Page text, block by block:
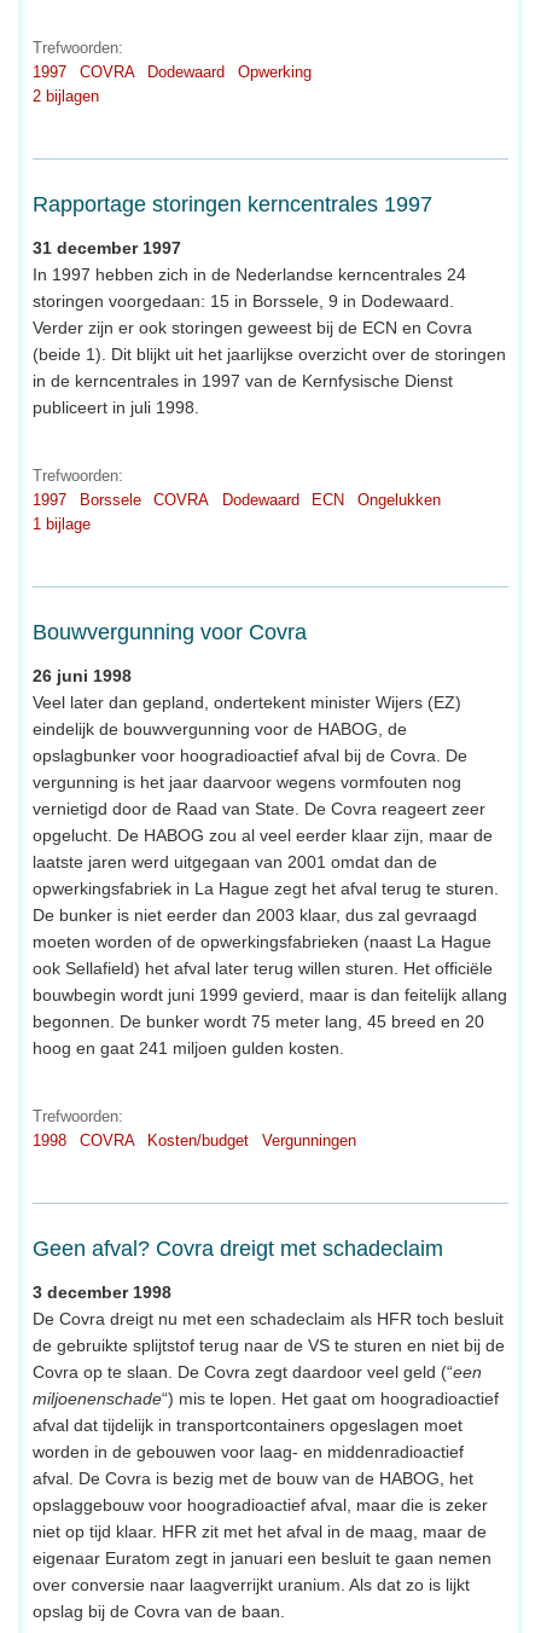
Trefwoorden:
1997
COVRA Dodewaard
Opwerking
2 bijlagen
Rapportage storingen kerncentrales 1997
31 december 1997
In 1997 hebben zich in de Nederlandse kerncentrales 24
storingen voorgedaan: 15 in Borssele, 9 in Dodewaard.
Verder zijn er ook storingen geweest bij de ECN en Covra
(beide 1). Dit blijkt uit het jaarlijkse overzicht over de storingen
in de kerncentrales in 1997 van de Kernfysische Dienst
publiceert in juli 1998.
Trefwoorden:
1997
Borssele COVRA Dodewaard ECN
Ongelukken
1 bijlage
Bouwvergunning voor Covra
26 juni 1998
Veel later dan gepland, ondertekent minister Wijers (EZ)
eindelijk de bouwvergunning voor de HABOG, de
opslagbunker voor hoogradioactief afval bij de Covra. De
vergunning is het jaar daarvoor wegens vormfouten nog
vernietigd door de Raad van State. De Covra reageert zeer
opgelucht. De HABOG zou al veel eerder klaar zijn, maar de
laatste jaren werd uitgegaan van 2001 omdat dan de
opwerkingsfabriek in La Hague zegt het afval terug te sturen.
De bunker is niet eerder dan 2003 klaar, dus zal gevraagd
moeten worden of de opwerkingsfabrieken (naast La Hague
ook Sellafield) het afval later terug willen sturen. Het officiële
bouwbegin wordt juni 1999 gevierd, maar is dan feitelijk allang
begonnen. De bunker wordt 75 meter lang, 45 breed en 20
hoog en gaat 241 miljoen gulden kosten.
Trefwoorden:
1998
COVRA Kosten/budget Vergunningen
Geen afval? Covra dreigt met schadeclaim
3 december 1998
De Covra dreigt nu met een schadeclaim als HFR toch besluit
de gebruikte splijtstof terug naar de VS te sturen en niet bij de
Covra op te slaan. De Covra zegt daardoor veel geld (“een
miljoenenschade“) mis te lopen. Het gaat om hoogradioactief
afval dat tijdelijk in transportcontainers opgeslagen moet
worden in de gebouwen voor laag- en middenradioactief
afval. De Covra is bezig met de bouw van de HABOG, het
opslaggebouw voor hoogradioactief afval, maar die is zeker
niet op tijd klaar. HFR zit met het afval in de maag, maar de
eigenaar Euratom zegt in januari een besluit te gaan nemen
over conversie naar laagverrijkt uranium. Als dat zo is lijkt
opslag bij de Covra van de baan.